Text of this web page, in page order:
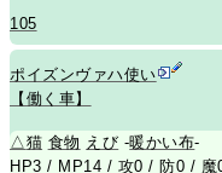
105
ポイズンヴァハ使い
【働く車】
△ 猫 食物 えび -暖かい布-
HP3 / MP14 / 攻0 / 防0 /